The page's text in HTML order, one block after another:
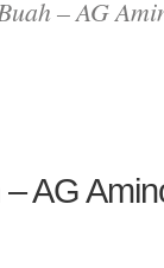
– AG
AG